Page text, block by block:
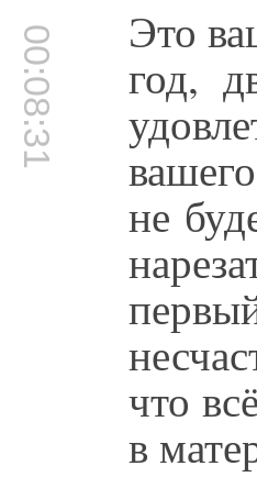
00:08:31 Это
год,
не
что
в